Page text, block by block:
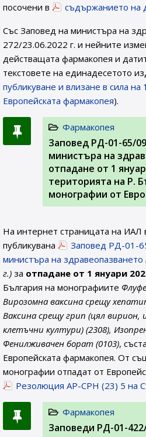
посочени в
съдържанието на
Със Заповед на министъра на
272/23.06.2022 г. и нейните
действащата фармакопея и
текстовете на единадесетото
публикуване и влизане в сила
Европейската фармакопея).
Фармакопея
Заповед РД-01-65/
министъра на
отпадане от 1
територията на Р.
монографии от
На интернет страницата на ИАЛ
публикувана
Заповед РД-01-
министъра на здравеопазването
г.) за отпадане от 1 януари
България на монографиите
Вирозомна ваксина срещу
Ваксина срещу грип (цял вирион,
клетъчни култури) (2308),
Фенилживачен борат (0103),
Европейската фармакопея. От
монографии отпадат от
Резолюция AP-CPH (23) 5 на
Фармакопея
Заповеди РД-01-